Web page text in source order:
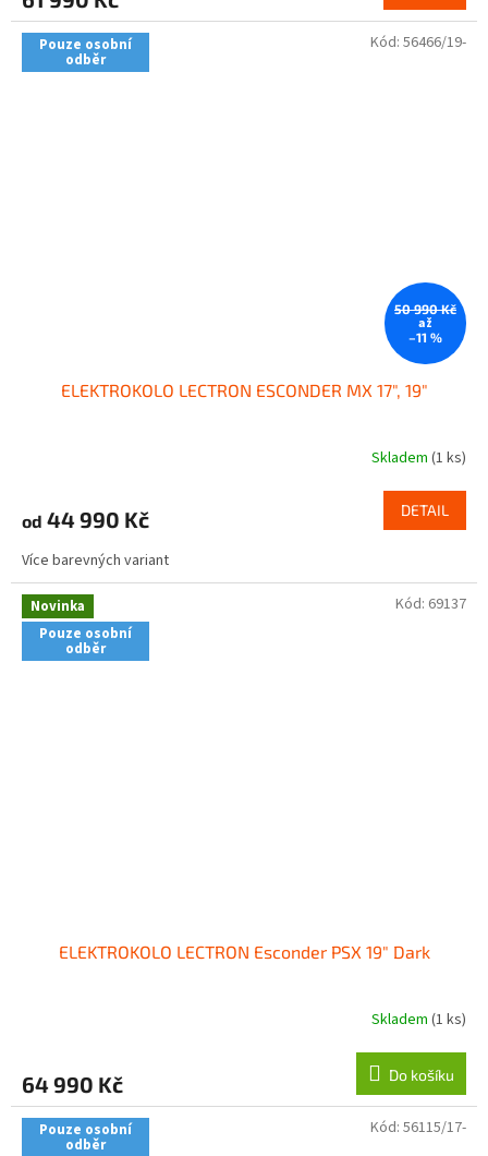
Pouze osobní
odběr
50 990 Kč
až
–11 %
ELEKTROKOLO LECTRON ESCONDER MX 17", 19"
Skladem (1 ks)
od 44 990 Kč DETAIL
Více barevných variant
Kód: 56466/19-
Novinka
Pouze osobní
odběr
ELEKTROKOLO LECTRON Esconder PSX 19" Dark
Skladem (1 ks)
64 990 Kč Do košíku
Kód: 69137
Pouze osobní
odběr
Kód: 56115/17-